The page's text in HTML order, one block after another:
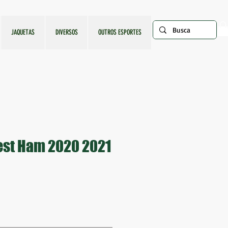
JAQUETAS DIVERSOS OUTROS ESPORTES
Ham 2020 2021